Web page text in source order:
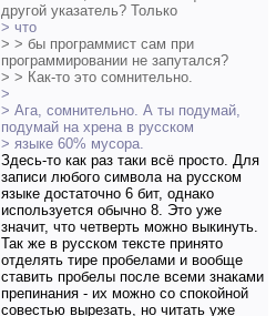
другой указатель? Только
> что
> > бы программист сам при
программировании не запутался?
> > Как-то это сомнительно.
>
> Ага, сомнительно. А ты подумай,
подумай на хрена в русском
> языке 60% мусора.
Здесь-то как раз таки всё просто. Для
записи любого символа на русском
языке достаточно 6 бит, однако
используется обычно 8. Это уже
значит, что четверть можно выкинуть.
Так же в русском тексте принято
отделять тире пробелами и вообще
ставить пробелы после всеми знаками
препинания - их можно со спокойной
совестью вырезать, но читать уже